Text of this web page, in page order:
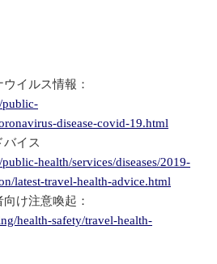
イルス情報：
public-
disease-covid-19.html
バイス
health/services/diseases/2019-
latest-travel-health-advice.html
け注意喚起：
health-safety/travel-health-